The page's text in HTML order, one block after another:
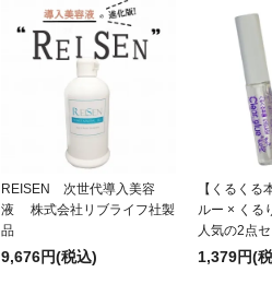
REISEN 次世代導入美容
液 株式会社リブライフ社製
品
9,676円(税込)
【くるく
ルー × く
人気の2点
1,379円(